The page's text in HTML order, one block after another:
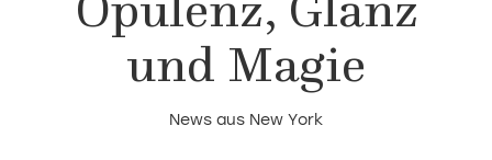
Opulenz, Glanz
und Magie
News aus New York